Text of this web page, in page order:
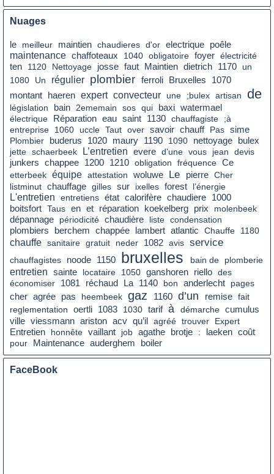
Nuages
le meilleur maintien chaudieres d'or electrique
poêle
maintenance chaffoteaux 1040 obligatoire foyer électricité
ten
1120 Nettoyage josse faut Maintien dietrich 1170
un
1080
Un régulier plombier ferroli Bruxelles 1070
montant haeren expert convecteur une ;bulex artisan de
législation bain 2ememain sos qui baxi watermael
électrique
Réparation eau saint 1130 chauffagiste
;à
entreprise
1060 uccle Taut over savoir chauff Pas sime
Plombier
buderus 1020 maury 1190 1090 nettoyage
bulex
jette schaerbeek L’entretien evere d’une vous jean
devis
junkers
chappee 1200 1210 obligation fréquence Ce
etterbeek équipe attestation woluwe Le pierre Cher
listminut chauffage gilles sur ixelles forest l’énergie
L'entretien entretiens état calorifère chaudiere
1000
boitsfort Taus en et réparation koekelberg prix
molenbeek
dépannage
périodicité chaudière liste condensation
plombiers
berchem chappée lambert atlantic Chauffe 1180
chauffe sanitaire gratuit neder 1082 avis service
chauffagistes noode 1150 bruxelles bain de plomberie
entretien sainte locataire 1050 ganshoren riello des
économiser
1081 réchaud La 1140 bon anderlecht pages
cher agrée pas heembeek gaz 1160 d’un remise fait
reglementation
oertli 1083 1030 tarif à démarche cumulus
ville viessmann ariston acv qu’il agréé trouver
Expert
Entretien
honnête vaillant job agathe brotje : laeken coût
pour Maintenance auderghem boiler
FaceBook